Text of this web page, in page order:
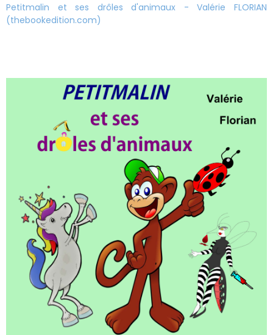
Petitmalin et ses drôles d'animaux - Valérie FLORIAN
(thebookedition.com)